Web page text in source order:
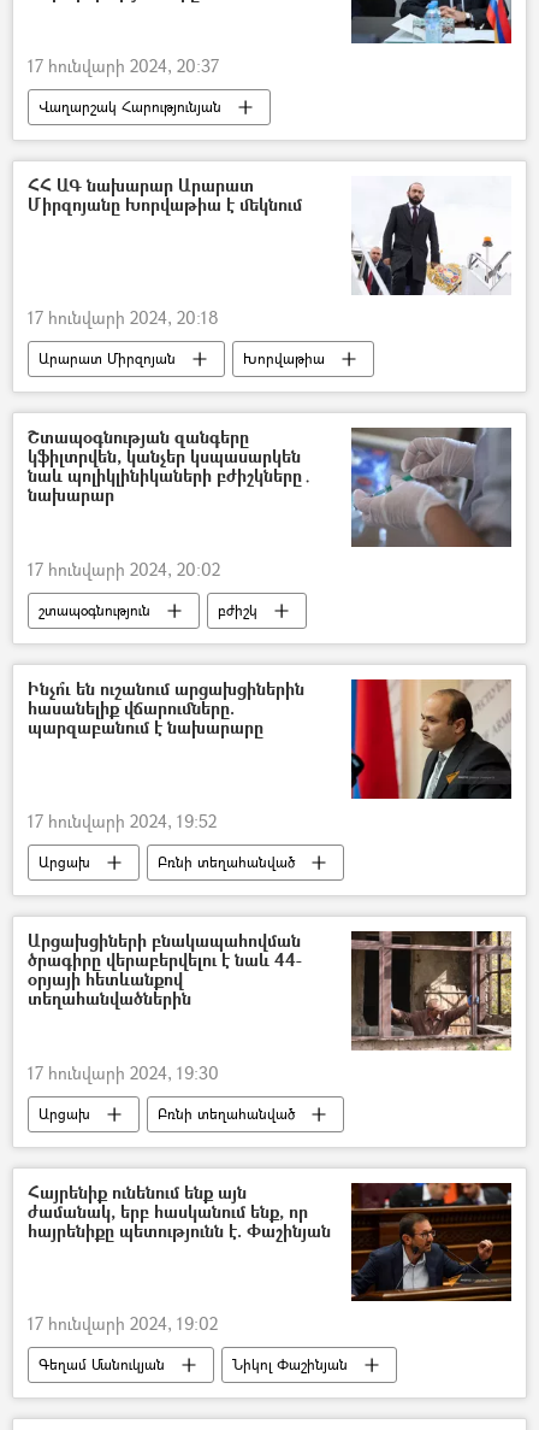
17 հունվարի 2024, 20:37
Վաղարշակ Հարությունյան
Միխայիլ Գալուզին
Հայաստան
Հայաստան-Ռուսաստան համագործակցություն
ՀՀ ԱԳ նախարար Արարատ
Միրզոյանը Խորվաթիա է մեկնում
17 հունվարի 2024, 20:18
Արարատ Միրզոյան
Խորվաթիա
Հայաստան
Արտաքին գործերի նախարարություն (ԱԳՆ)
ՀՀ Արտաքին գործերի նախարարություն. ԱԳՆ
Շտապօգնության զանգերը
կֆիլտրվեն, կանչեր կսպասարկեն
նաև պոլիկլինիկաների բժիշկները․
նախարար
17 հունվարի 2024, 20:02
շտապօգնություն
բժիշկ
Անահիտ Ավանեսյան
պիլոտային ծրագիր
Ինչո՞ւ են ուշանում արցախցիներին
հասանելիք վճարումները.
պարզաբանում է նախարարը
17 հունվարի 2024, 19:52
Արցախ
Բռնի տեղահանված
Հայաստան
Նարեկ Մկրտչյան
օգնություն
Սոցիալական օգնություն
հայ-ադրբեջանական
Ադրբեջան
Արցախցիների բնակապահովման
ծրագիրը վերաբերվելու է նաև 44-
օրյայի հետևանքով
տեղահանվածներին
17 հունվարի 2024, 19:30
Արցախ
Բռնի տեղահանված
Հայաստան
բնակարան
բնակարանաշինություն
Նիկոլ Փաշինյան
Հայրենիք ունենում ենք այն
ժամանակ, երբ հասկանում ենք, որ
հայրենիքը պետությունն է. Փաշինյան
17 հունվարի 2024, 19:02
Գեղամ Մանուկյան
Նիկոլ Փաշինյան
հայրենիք